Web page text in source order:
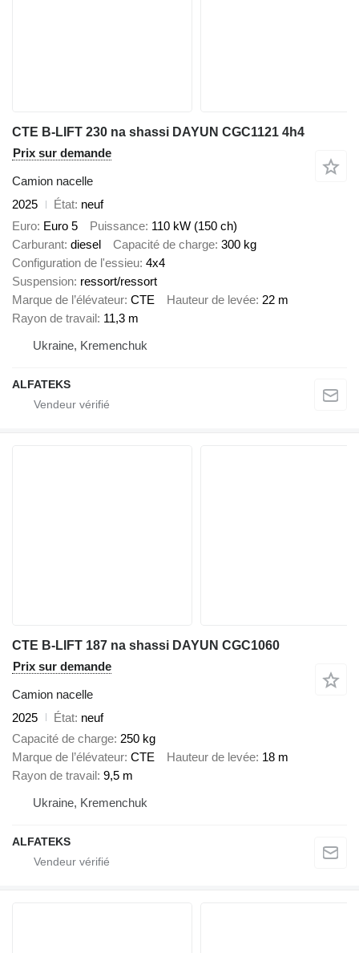
CTE B-LIFT 230 na shassi DAYUN CGC1121 4h4
Prix sur demande
Camion nacelle
2025
État neuf
Euro Euro 5 Puissance 110 kW (150 ch)
Carburant diesel Capacité de charge 300 kg
Configuration de l'essieu 4x4
Suspension ressort/ressort
Marque de l’élévateur CTE Hauteur de levée 22 m
Rayon de travail 11,3 m
Ukraine, Kremenchuk
ALFATEKS
CTE B-LIFT 187 na shassi DAYUN CGC1060
Prix sur demande
Camion nacelle
2025
État neuf
Capacité de charge 250 kg
Marque de l’élévateur CTE Hauteur de levée 18 m
Rayon de travail 9,5 m
Ukraine, Kremenchuk
ALFATEKS